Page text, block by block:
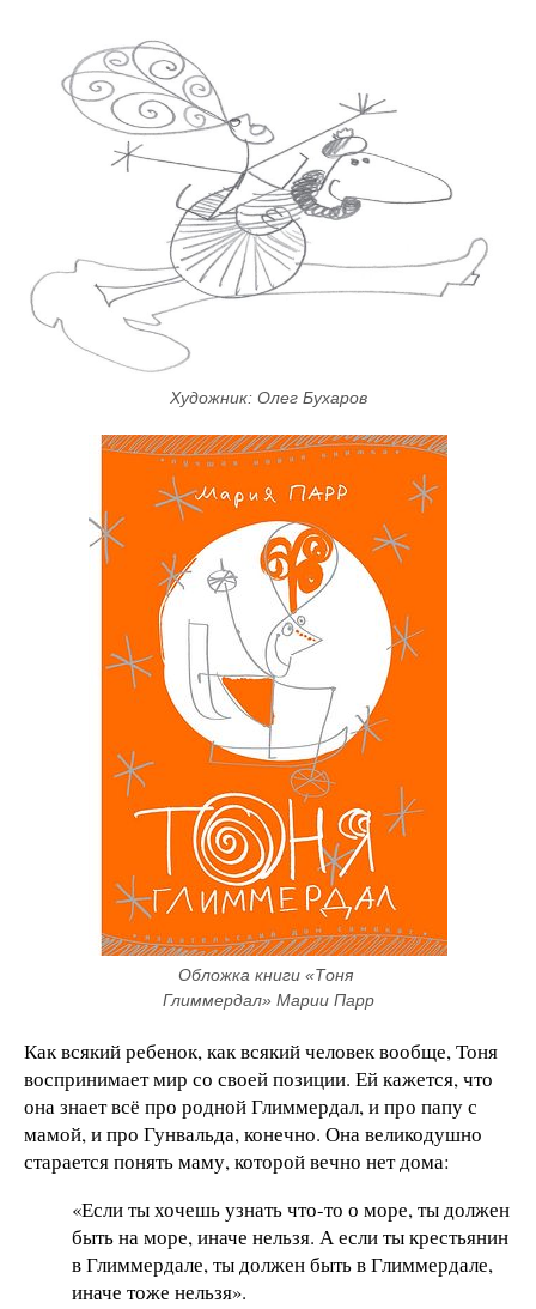
Художник: Олег Бухаров
Обложка книги «Тоня
Глиммердал» Марии Парр
Как всякий ребенок, как всякий человек вообще, Тоня
воспринимает мир со своей позиции. Ей кажется, что
она знает всё про родной Глиммердал, и про папу с
мамой, и про Гунвальда, конечно. Она великодушно
старается понять маму, которой вечно нет дома:
«Если ты хочешь узнать что-то о море, ты должен
быть на море, иначе нельзя. А если ты крестьянин
в Глиммердале, ты должен быть в Глиммердале,
иначе тоже нельзя».